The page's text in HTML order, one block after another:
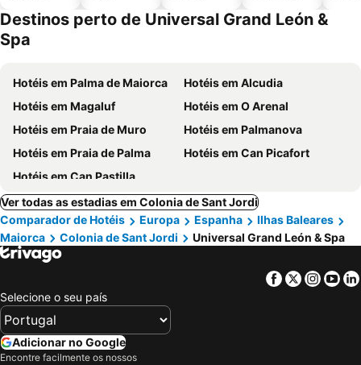
Destinos perto de Universal Grand León &
Spa
Hotéis em Palma de Maiorca
Hotéis em Alcudia
Hotéis em Magaluf
Hotéis em O Arenal
Hotéis em Praia de Muro
Hotéis em Palmanova
Hotéis em Praia de Palma
Hotéis em Can Picafort
Hotéis em Can Pastilla
Ver todas as estadias em Colonia de Sant Jordi
Comparador de Hotéis
Europa Espanha
Ilhas Baleares
Maiorca
Colonia de Sant Jordi Universal Grand León & Spa
Facebook
Twitter
Selecione o seu país
Adicionar no Google
Encontre facilmente os nossos